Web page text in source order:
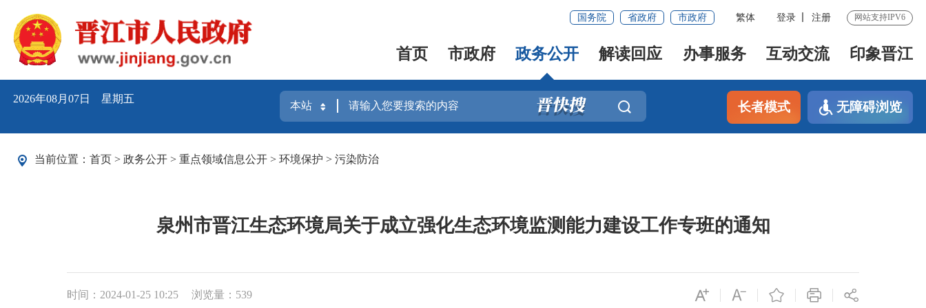
国务院 省政府 市政府 繁体 登录 注册 网站支持IPV6
首页 市政府 政务公开 解读回应 办事服务 互动交流 印象晋江
2026年08月07日 星期五
长者模式 无障碍浏览
当前位置： 首页 > 政务公开 > 重点领域信息公开 > 环境保护 > 污染防治
泉州市晋江生态环境局关于成立强化生态环境监测能力建设工作专班的通知
时间：2024-01-25 10:25 浏览量： 539